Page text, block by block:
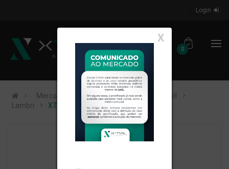
Login
0
X
Mercados de Atuação
Construção Civil
Lambri
XTL-1564 - PESO LINEAR: 0,132kg/m